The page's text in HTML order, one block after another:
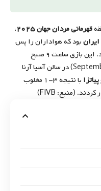
قهرمانی مردان جهان ۲۰۲۵
،
بود که هواداران را پس
از عملکرد درخشان در لیگ جهانی شوکه کرد. این بازی ساعت ۹ صبح
یکشنبه ۲۳ شهریور ۱۴۰۴ (14 September 2025) در سالن آسیا آرنا
با نتیجه ۳-۱ مغلوب
کردند. (منبع: FIVB
)